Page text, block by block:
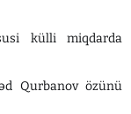
külli miqdarda
Qurbanov özünü